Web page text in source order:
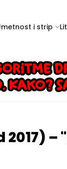
i strip
–